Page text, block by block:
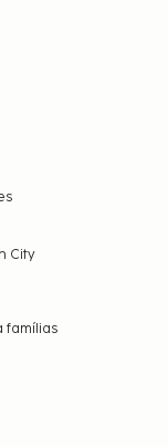
City
famílias